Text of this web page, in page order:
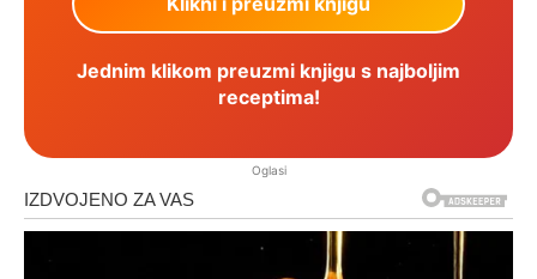
Jednim klikom preuzmi knjigu s najboljim
receptima!
Oglasi